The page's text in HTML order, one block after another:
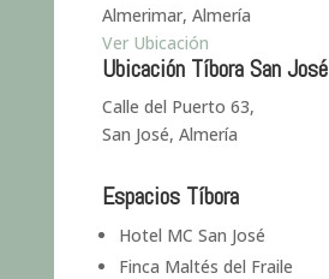
Almerimar, Almería
Ver Ubicación
Ubicación Tíbora San José
Calle del Puerto 63,
San José, Almería
Espacios Tíbora
Hotel MC San José
Finca Maltés del Fraile